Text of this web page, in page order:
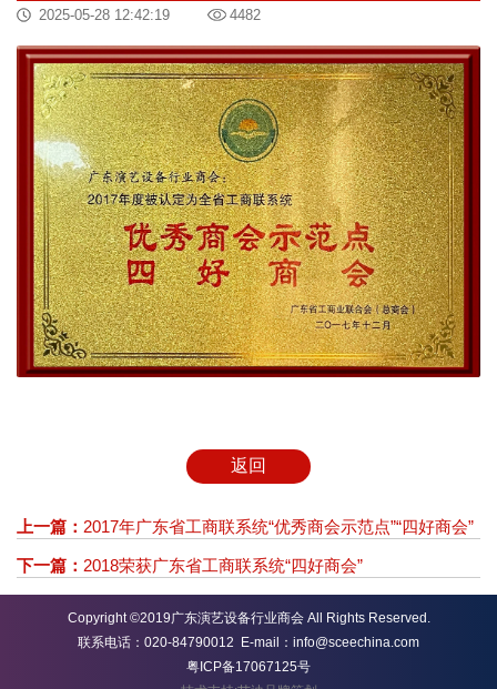
2025-05-28 12:42:19 4482
返回
上一篇： 2017年广东省工商联系统“优秀商会示范点”“四好商会”
下一篇： 2018荣获广东省工商联系统“四好商会”
Copyright ©2019广东演艺设备行业商会 All Rights Reserved.
联系电话：020-84790012 E-mail：info@sceechina.com
粤ICP备17067125号